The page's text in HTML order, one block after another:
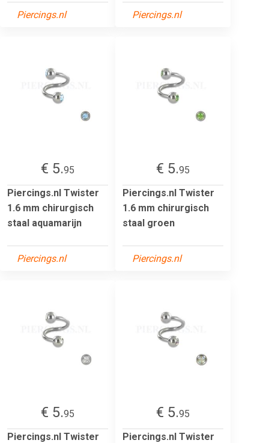
Piercings.nl Piercings.nl
€ 5.95
Piercings.nl Twister
1.6 mm chirurgisch
staal aquamarijn
Piercings.nl
€ 5.95
Piercings.nl Twister
1.6 mm chirurgisch
staal groen
Piercings.nl
€ 5.95
Piercings.nl Twister
€ 5.95
Piercings.nl Twister